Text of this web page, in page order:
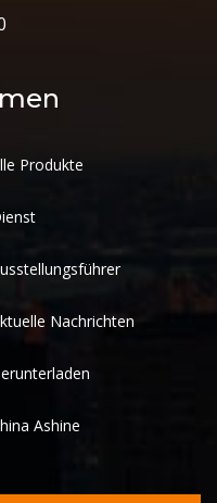
Produkte
Nachrichten
Ashine